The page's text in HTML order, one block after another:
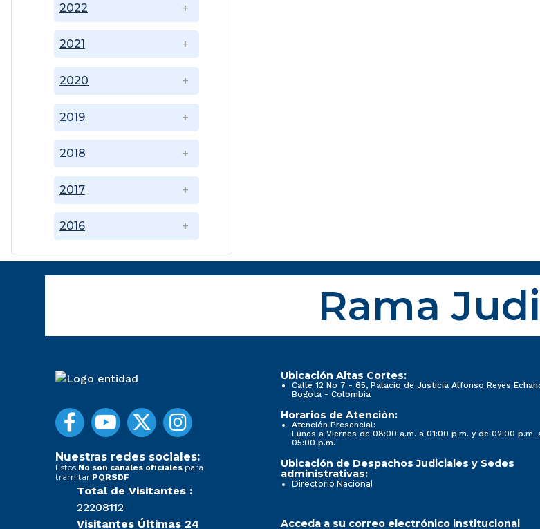
2016
2017
2018
2019
2020
2021
2022
Rama
Nuestras redes sociales:
Estos No son canales oficiales para
tramitar PQRSDF
Total de Visitantes :
22208112
Visitantes Últimas 24
Ubicación Altas Cortes:
Calle 12 No 7 - 65, Palacio de Justicia Alfonso Reyes
Bogotá - Colombia
Horarios de Atención:
Atención Presencial:
Lunes a Viernes de 08:00 a.m. a 01:00 p.m. y de 02:00 p.m.
05:00 p.m.
Ubicación de Despachos Judiciales y Sedes
administrativas:
Directorio Nacional
Acceda a su correo electrónico institucional